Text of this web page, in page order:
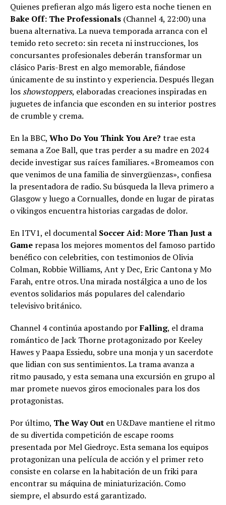
Quienes prefieran algo más ligero esta noche tienen en
Bake Off: The Professionals (Channel 4, 22:00) una
buena alternativa. La nueva temporada arranca con el
temido reto secreto: sin receta ni instrucciones, los
concursantes profesionales deberán transformar un
clásico Paris-Brest en algo memorable, fiándose
únicamente de su instinto y experiencia. Después llegan
los showstoppers, elaboradas creaciones inspiradas en
juguetes de infancia que esconden en su interior postres
de crumble y crema.
En la BBC, Who Do You Think You Are? trae esta
semana a Zoe Ball, que tras perder a su madre en 2024
decide investigar sus raíces familiares. «Bromeamos con
que venimos de una familia de sinvergüenzas», confiesa
la presentadora de radio. Su búsqueda la lleva primero a
Glasgow y luego a Cornualles, donde en lugar de piratas
o vikingos encuentra historias cargadas de dolor.
En ITV1, el documental Soccer Aid: More Than Just a
Game repasa los mejores momentos del famoso partido
benéfico con celebrities, con testimonios de Olivia
Colman, Robbie Williams, Ant y Dec, Eric Cantona y Mo
Farah, entre otros. Una mirada nostálgica a uno de los
eventos solidarios más populares del calendario
televisivo británico.
Channel 4 continúa apostando porFalling, el drama
romántico de Jack Thorne protagonizado por Keeley
Hawes y Paapa Essiedu, sobre una monja y un sacerdote
que lidian con sus sentimientos. La trama avanza a
ritmo pausado, y esta semana una excursión en grupo al
mar promete nuevos giros emocionales para los dos
protagonistas.
Por último, The Way Out en U&Dave mantiene el ritmo
de su divertida competición de escape rooms
presentada por Mel Giedroyc. Esta semana los equipos
protagonizan una película de acción y el primer reto
consiste en colarse en la habitación de un friki para
encontrar su máquina de miniaturización. Como
siempre, el absurdo está garantizado.